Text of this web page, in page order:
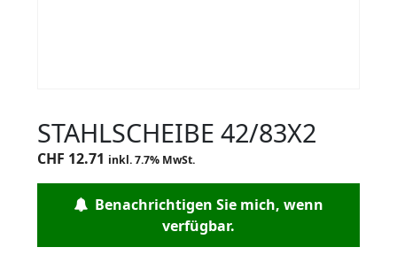
STAHLSCHEIBE 42/83X2
CHF 12.71 inkl. 7.7% MwSt.
Benachrichtigen Sie mich, wenn
verfügbar.